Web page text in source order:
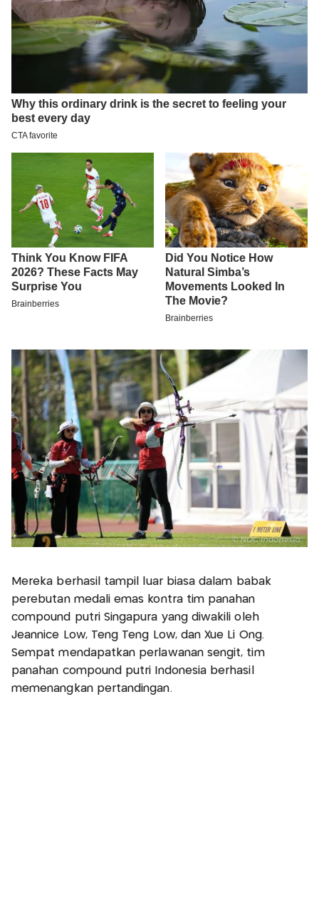
Mereka berhasil tampil luar biasa dalam babak
perebutan medali emas kontra tim panahan
compound putri Singapura yang diwakili oleh
Jeannice Low, Teng Teng Low, dan Xue Li Ong.
Sempat mendapatkan perlawanan sengit, tim
panahan compound putri Indonesia berhasil
memenangkan pertandingan.